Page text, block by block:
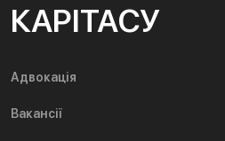
КАРІТАСУ
Адвокація
Вакансії